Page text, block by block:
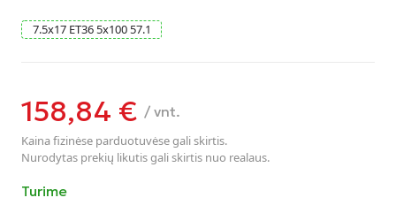
7.5x17 ET36 5x100 57.1
158,84 € / vnt.
Kaina fizinėse parduotuvėse gali skirtis.
Nurodytas prekių likutis gali skirtis nuo realaus.
Turime